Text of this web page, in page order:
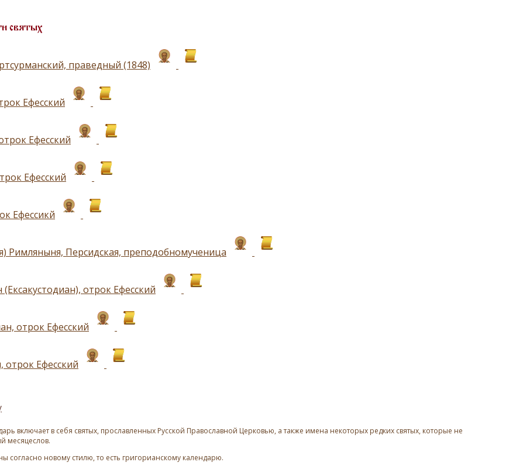
святых
праведный (1848)
Ефесский
Ефесский
Ефесский
Ефессикй
Римляныня, Персидская, преподобномученица
(Ексакустодиан), отрок Ефесский
отрок Ефесский
Ефесский
включает в себя святых, прославленных Русской Православной Церковью, а также имена некоторых редких святых, которые не
месяцеслов.
согласно новому стилю, то есть григорианскому календарю.